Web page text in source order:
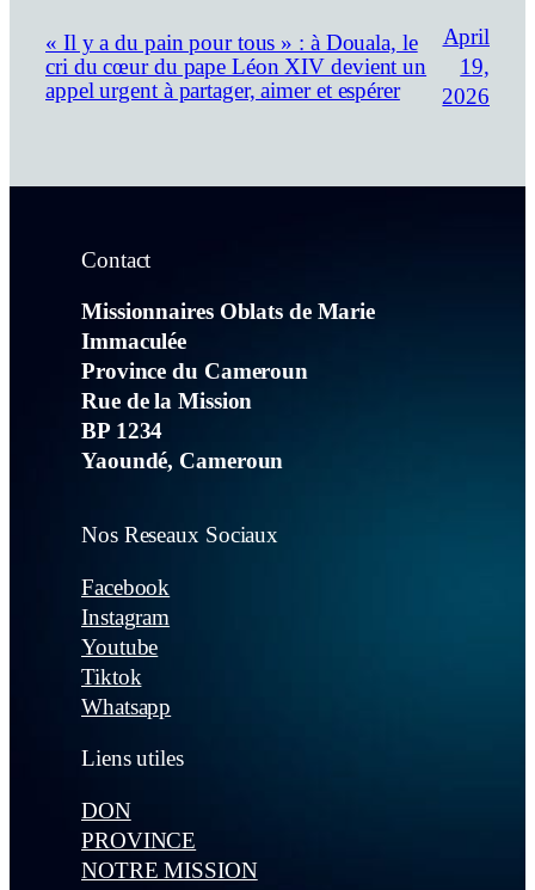
« Il y a du pain pour tous » : à Douala, le
cri du cœur du pape Léon XIV devient un
appel urgent à partager, aimer et espérer
April
19,
2026
Contact
Missionnaires Oblats de Marie
Immaculée
Province du Cameroun
Rue de la Mission
BP 1234
Yaoundé, Cameroun
Nos Reseaux Sociaux
Facebook
Instagram
Youtube
Tiktok
Whatsapp
Liens utiles
DON
PROVINCE
NOTRE MISSION